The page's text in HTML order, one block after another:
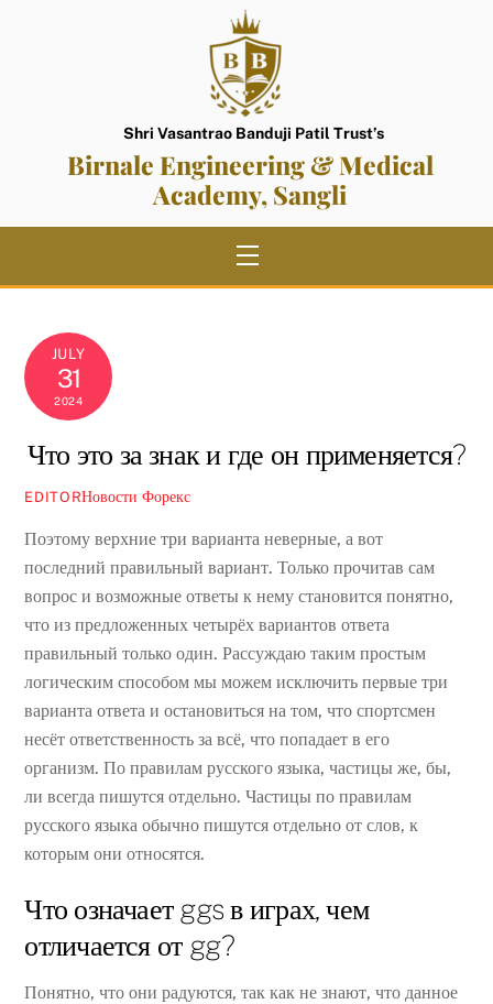
Shri Vasantrao Banduji Patil Trust’s
Birnale Engineering & Medical
Academy, Sangli
Menu
JULY
31
2024
Что это за знак и где он применяется?
EDITORНовости Форекс
Поэтому верхние три варианта неверные, а вот
последний правильный вариант. Только прочитав сам
вопрос и возможные ответы к нему становится понятно,
что из предложенных четырёх вариантов ответа
правильный только один. Рассуждаю таким простым
логическим способом мы можем исключить первые три
варианта ответа и остановиться на том, что спортсмен
несёт ответственность за всё, что попадает в его
организм. По правилам русского языка, частицы же, бы,
ли всегда пишутся отдельно. Частицы по правилам
русского языка обычно пишутся отдельно от слов, к
которым они относятся.
Что означает ggs в играх, чем
отличается от gg?
Понятно, что они радуются, так как не знают, что данное